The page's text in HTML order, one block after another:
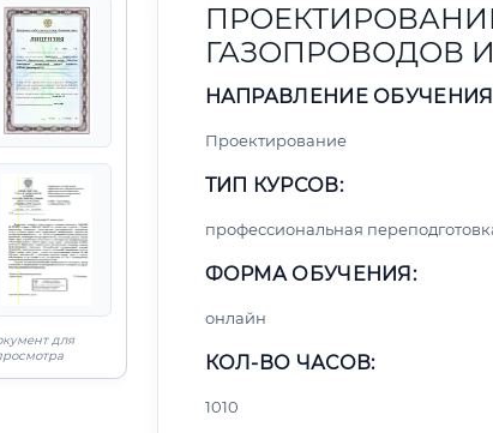
для
ГАЗОПРОВОДОВ
НАПРАВЛЕНИЕ
Проектирование
ТИП КУРСОВ:
профессиональная
ФОРМА ОБУЧЕНИЯ:
онлайн
КОЛ-ВО ЧАСОВ:
1010